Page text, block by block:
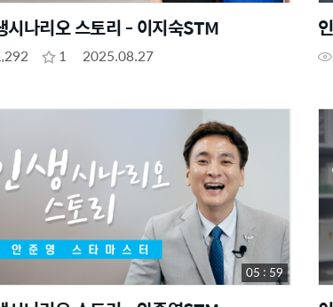
시나리오 스토리 - 이지숙STM
1 2025.08.27
05 : 59